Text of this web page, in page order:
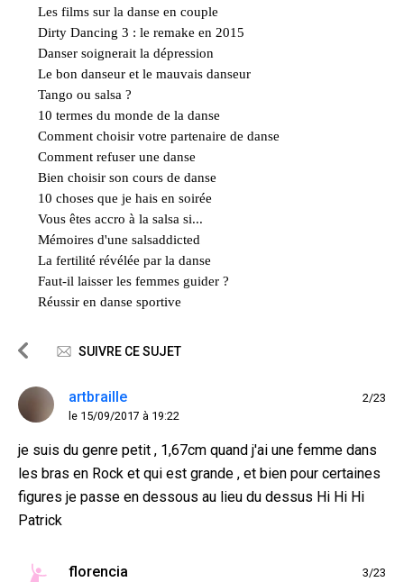
Les films sur la danse en couple
Dirty Dancing 3 : le remake en 2015
Danser soignerait la dépression
Le bon danseur et le mauvais danseur
Tango ou salsa ?
10 termes du monde de la danse
Comment choisir votre partenaire de danse
Comment refuser une danse
Bien choisir son cours de danse
10 choses que je hais en soirée
Vous êtes accro à la salsa si...
Mémoires d'une salsaddicted
La fertilité révélée par la danse
Faut-il laisser les femmes guider ?
Réussir en danse sportive
SUIVRE CE SUJET
artbraille
le 15/09/2017 à 19:22
2/23
je suis du genre petit , 1,67cm quand j'ai une femme dans
les bras en Rock et qui est grande , et bien pour certaines
figures je passe en dessous au lieu du dessus Hi Hi Hi
Patrick
florencia 3/23